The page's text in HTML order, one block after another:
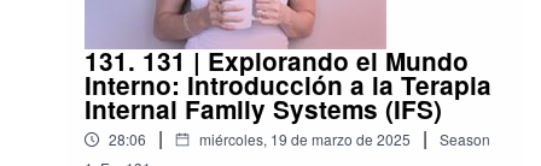
131. 131 | Explorando el Mundo
Interno: Introducción a la Terapia
Internal Family Systems (IFS)
28:06 | miércoles, 19 de marzo de 2025 |
Season